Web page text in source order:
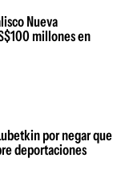
Nueva
millones en
por negar que
deportaciones